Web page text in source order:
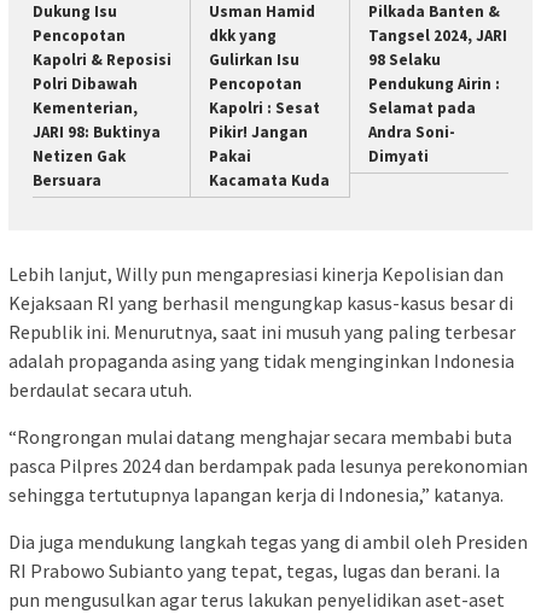
Dukung Isu
Pencopotan
Kapolri & Reposisi
Polri Dibawah
Kementerian,
JARI 98: Buktinya
Netizen Gak
Bersuara
Usman Hamid
dkk yang
Gulirkan Isu
Pencopotan
Kapolri : Sesat
Pikir! Jangan
Pakai
Kacamata Kuda
Pilkada Banten &
Tangsel 2024, JARI
98 Selaku
Pendukung Airin :
Selamat pada
Andra Soni-
Dimyati
Lebih lanjut, Willy pun mengapresiasi kinerja Kepolisian dan
Kejaksaan RI yang berhasil mengungkap kasus-kasus besar di
Republik ini. Menurutnya, saat ini musuh yang paling terbesar
adalah propaganda asing yang tidak menginginkan Indonesia
berdaulat secara utuh.
“Rongrongan mulai datang menghajar secara membabi buta
pasca Pilpres 2024 dan berdampak pada lesunya perekonomian
sehingga tertutupnya lapangan kerja di Indonesia,” katanya.
Dia juga mendukung langkah tegas yang di ambil oleh Presiden
RI Prabowo Subianto yang tepat, tegas, lugas dan berani. Ia
pun mengusulkan agar terus lakukan penyelidikan aset-aset